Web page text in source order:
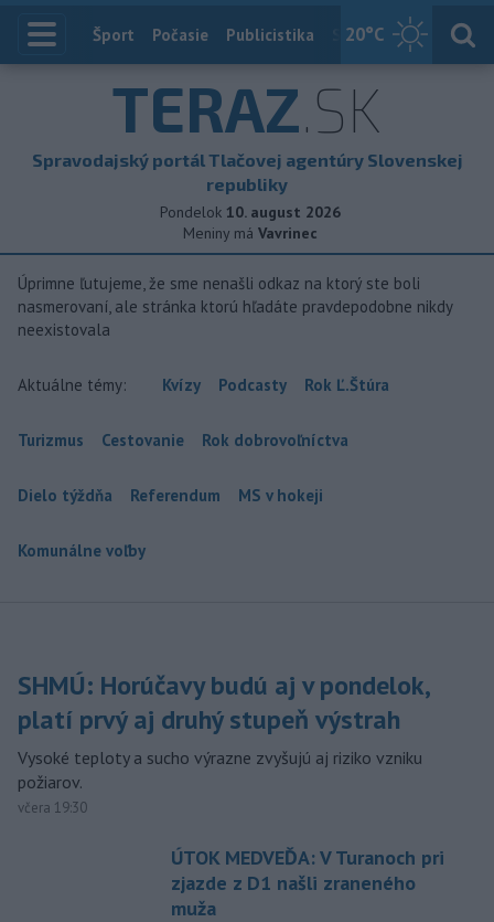
20°C
Index
Šport Počasie Publicistika Slovensko
TERAZ.SK
Spravodajský portál Tlačovej agentúry Slovenskej
republiky
Pondelok 10. august 2026
Meniny má Vavrinec
Úprimne ľutujeme, že sme nenašli odkaz na ktorý ste boli
nasmerovaní, ale stránka ktorú hľadáte pravdepodobne nikdy
neexistovala
Aktuálne témy: Kvízy Podcasty Rok Ľ.Štúra
Turizmus Cestovanie Rok dobrovoľníctva
Dielo týždňa Referendum MS v hokeji
Komunálne voľby
SHMÚ: Horúčavy budú aj v pondelok,
platí prvý aj druhý stupeň výstrah
Vysoké teploty a sucho výrazne zvyšujú aj riziko vzniku
požiarov.
včera 19:30
ÚTOK MEDVEĎA: V Turanoch pri
zjazde z D1 našli zraneného
muža